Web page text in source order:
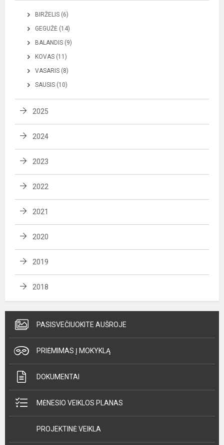
BIRŽELIS (6)
GEGUŽĖ (14)
BALANDIS (9)
KOVAS (11)
VASARIS (8)
SAUSIS (10)
2025
2024
2023
2022
2021
2020
2019
2018
PASISVEČIUOKITE AUŠROJE
PRIĖMIMAS Į MOKYKLĄ
DOKUMENTAI
MĖNESIO VEIKLOS PLANAS
PROJEKTINĖ VEIKLA